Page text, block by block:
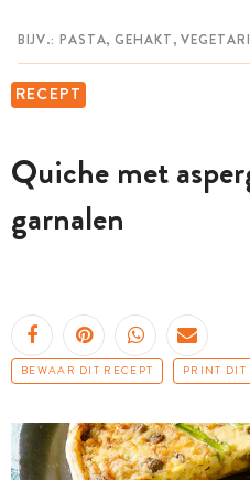
RECEPT
Quiche met
garnalen
BEWAAR DIT RECEPT PRINT DIT
MIJN BEWAARDE RECEPTEN